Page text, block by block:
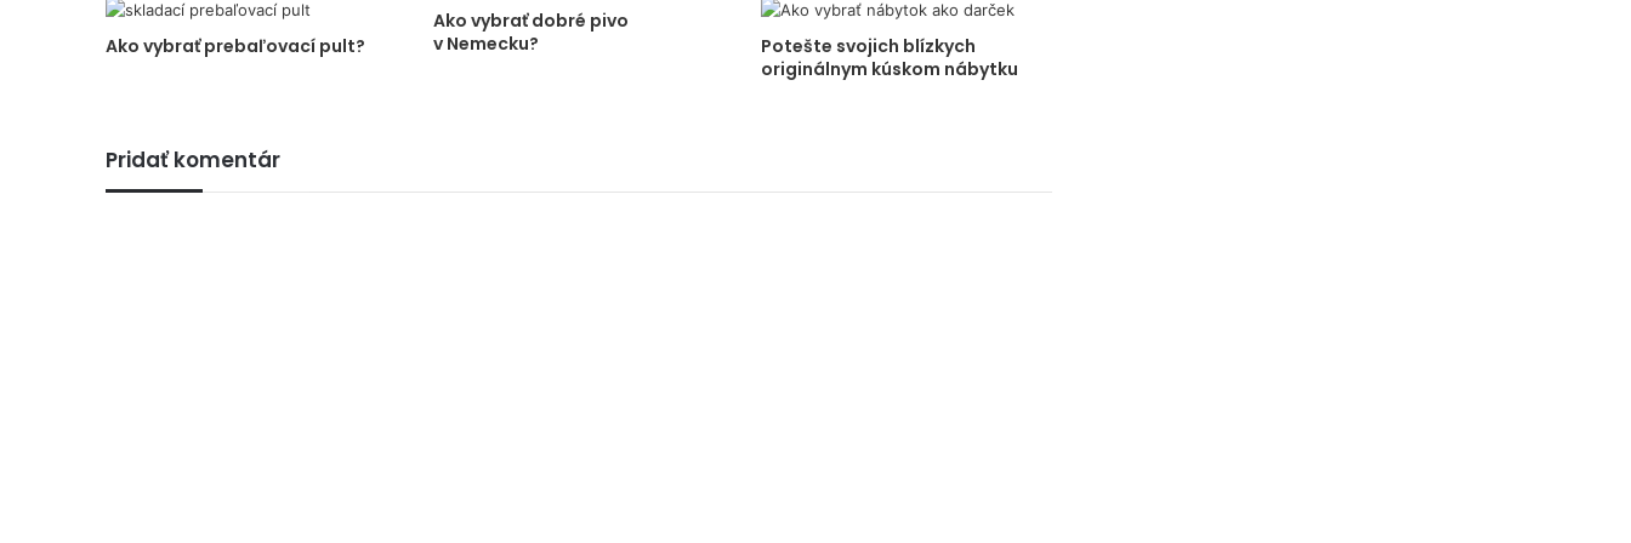
Ako vybrať prebaľovací pult?
Ako vybrať dobré pivo
v Nemecku?
Potešte svojich blízkych
originálnym kúskom nábytku
Pridať komentár